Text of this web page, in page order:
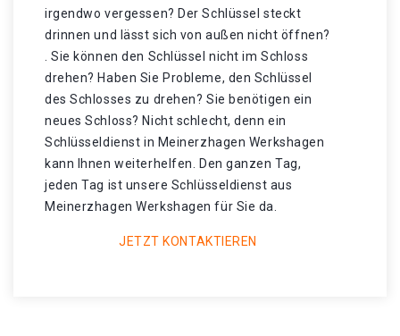
irgendwo vergessen? Der Schlüssel steckt
drinnen und lässt sich von außen nicht öffnen?
. Sie können den Schlüssel nicht im Schloss
drehen? Haben Sie Probleme, den Schlüssel
des Schlosses zu drehen? Sie benötigen ein
neues Schloss? Nicht schlecht, denn ein
Schlüsseldienst in Meinerzhagen Werkshagen
kann Ihnen weiterhelfen. Den ganzen Tag,
jeden Tag ist unsere Schlüsseldienst aus
Meinerzhagen Werkshagen für Sie da.
JETZT KONTAKTIEREN